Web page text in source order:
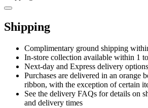
Shipping
Complimentary ground shipping
In-store collection available within 1
Next-day and Express delivery
Purchases are delivered in an orange
ribbon, with the exception of certain
See the delivery FAQs for details on
and delivery times